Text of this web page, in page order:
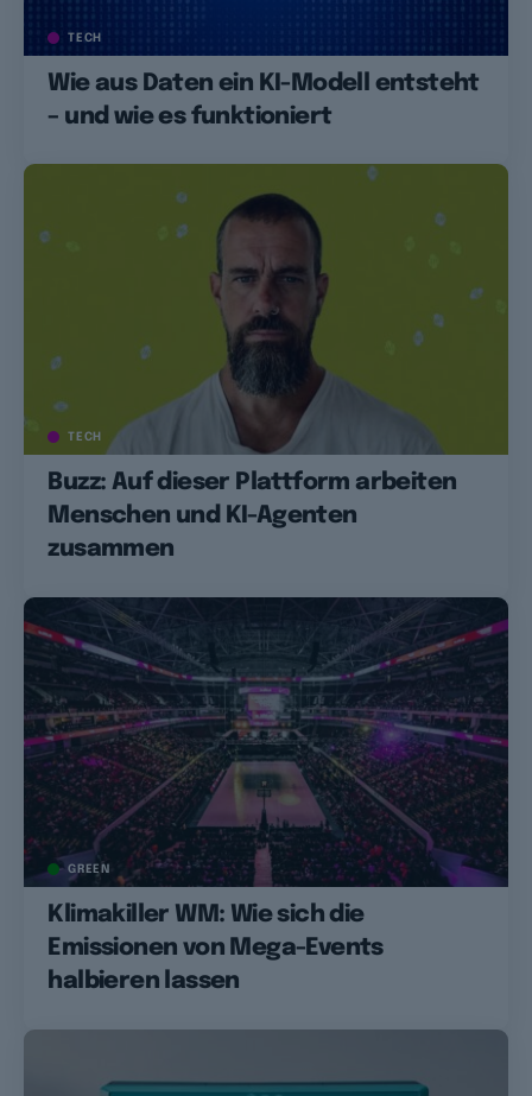
TECH
Wie aus Daten ein KI-Modell entsteht
– und wie es funktioniert
TECH
Buzz: Auf dieser Plattform arbeiten
Menschen und KI-Agenten
zusammen
GREEN
Klimakiller WM: Wie sich die
Emissionen von Mega-Events
halbieren lassen